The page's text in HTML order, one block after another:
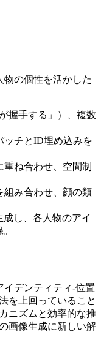
物の個性を活かした
握手する」）、複数
ッチとID埋め込みを
ね合わせ、空間制
組み合わせ、顔の類
し、各人物のアイ
イデンティティ-位置
を上回っていること
ニズムと効率的な推
画像生成に新しい解